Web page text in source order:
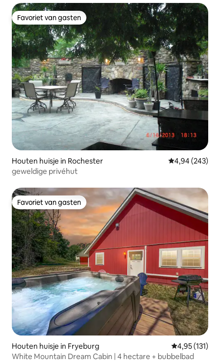
Favoriet van gasten
Favoriet van gasten
Houten huisje in Rochester Gemiddelde
4,94 (243)
geweldige privéhut
Favoriet van gasten
Favoriet van gasten
Houten huisje in Fryeburg Gemiddelde
4,95 (131)
White Mountain Dream Cabin | 4 hectare + bubbelbad